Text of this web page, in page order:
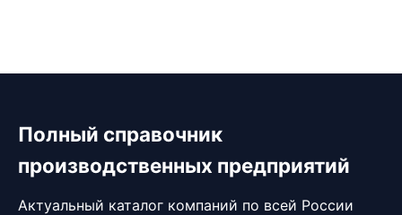
Полный справочник
производственных предприятий
Актуальный каталог компаний по всей России